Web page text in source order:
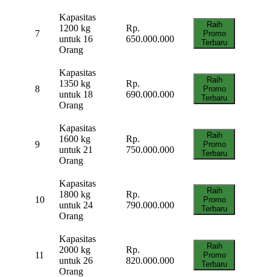
7
Kapasitas
1200 kg
untuk 16
Orang
Rp.
650.000.000
Raih
Promo
Terbaru
8
Kapasitas
1350 kg
untuk 18
Orang
Rp.
690.000.000
Raih
Promo
Terbaru
9
Kapasitas
1600 kg
untuk 21
Orang
Rp.
750.000.000
Raih
Promo
Terbaru
10
Kapasitas
1800 kg
untuk 24
Orang
Rp.
790.000.000
Raih
Promo
Terbaru
11
Kapasitas
2000 kg
untuk 26
Orang
Rp.
820.000.000
Raih
Promo
Terbaru